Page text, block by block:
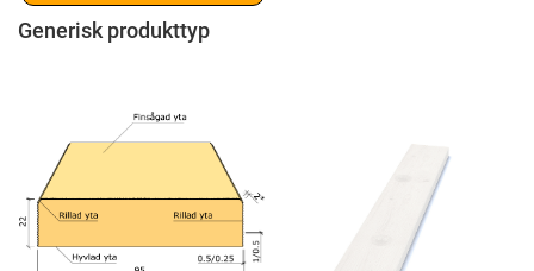
Generisk produkttyp